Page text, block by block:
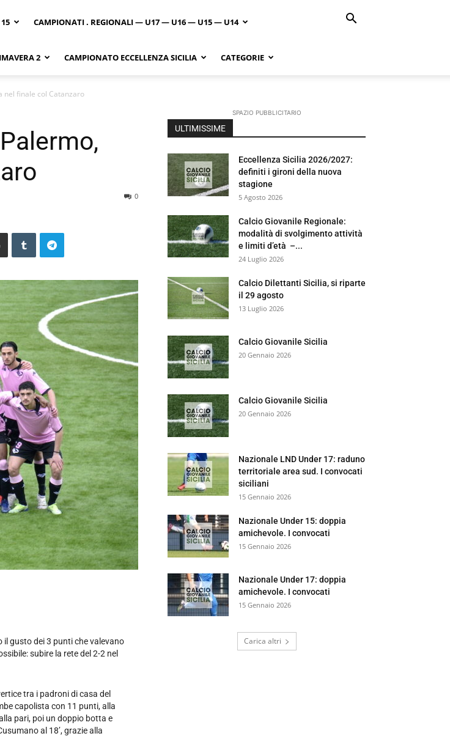
CAMPIONATI . REGIONALI — U17 — U16 — U15 — U14
2 CAMPIONATO ECCELLENZA SICILIA CATEGORIE
nel finale col Catanzaro
0
gusto dei 3 punti che valevano
subire la rete del 2-2 nel
tra i padroni di casa del
capolista con 11 punti, alla
pari, poi un doppio botta e
al 18’, grazie alla
SPAZIO PUBBLICITARIO
ULTIMISSIME
Eccellenza Sicilia 2026/2027:
definiti i gironi della nuova
stagione
5 Agosto 2026
Calcio Giovanile Regionale:
modalità di svolgimento attività
e limiti d’età –...
24 Luglio 2026
Calcio Dilettanti Sicilia, si riparte
il 29 agosto
13 Luglio 2026
Calcio Giovanile Sicilia
20 Gennaio 2026
Calcio Giovanile Sicilia
20 Gennaio 2026
Nazionale LND Under 17: raduno
territoriale area sud. I convocati
siciliani
15 Gennaio 2026
Nazionale Under 15: doppia
amichevole. I convocati
15 Gennaio 2026
Nazionale Under 17: doppia
amichevole. I convocati
15 Gennaio 2026
Carica altri